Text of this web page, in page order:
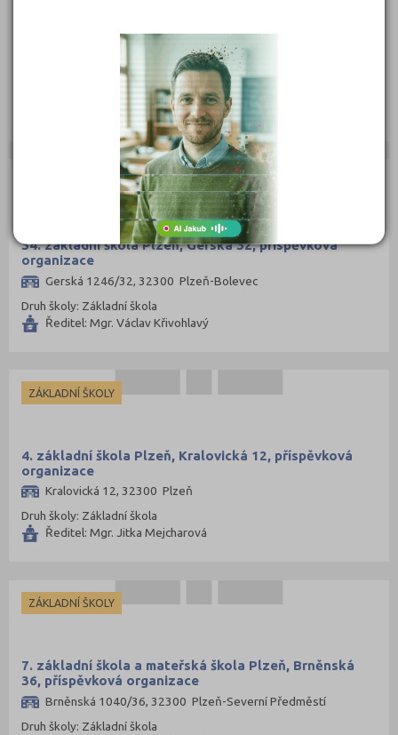
33. základní škola Plzeň, T. Brzkové 31, příspěvková
Terezie Brzkové 1024/31, 31800 Plzeň
Druh školy: Základní škola
Ředitel: Mgr. Radek Růžička
34. základní škola Plzeň, Gerská 32, příspěvková
organizace
Gerská 1246/32, 32300 Plzeň-Bolevec
Druh školy: Základní škola
Ředitel: Mgr. Václav Křivohlavý
ZÁKLADNÍ ŠKOLY
4. základní škola Plzeň, Kralovická 12, příspěvková
organizace
Kralovická 12, 32300 Plzeň
Druh školy: Základní škola
Ředitel: Mgr. Jitka Mejcharová
ZÁKLADNÍ ŠKOLY
7. základní škola a mateřská škola Plzeň, Brněnská
36, příspěvková organizace
Brněnská 1040/36, 32300 Plzeň-Severní Předměstí
Druh školy: Základní škola